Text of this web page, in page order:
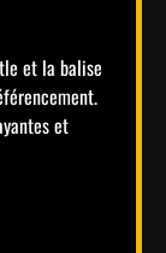
et la balise
et